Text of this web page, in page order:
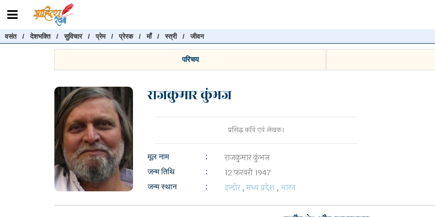
वसंत/देशभक्ति/सुविचार/प्रेम/प्रेरक/माँ/स्त्री/जीवन
परिचय
राजकुमार कुंभज
प्रसिद्ध कवि एवं लेखक।
मूल नाम : राजकुमार कुंभज
जन्म तिथि : 12 फ़रवरी 1947
जन्म स्थान : इन्दौर,मध्य प्रदेश , भारत
रचनाएँ खोजें
रचनाएँ खोजने के लिए नीचे दी गई बॉक्स में हिन्दी में लिखें और "खोजें" बटन पर क्लिक
हटाएँ
खोजें